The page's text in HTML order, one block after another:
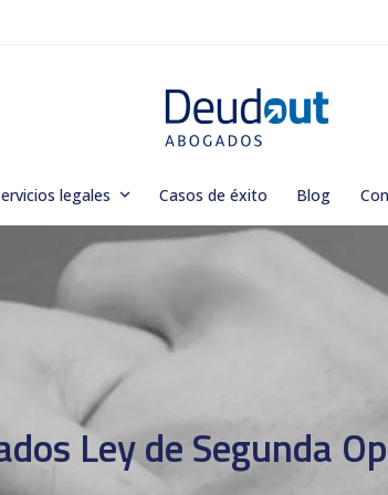
legales Casos de éxito Blog
Ley de Segunda